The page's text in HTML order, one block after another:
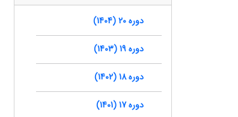
دوره 20 (1404)
دوره 19 (1403)
دوره 18 (1402)
دوره 17 (1401)